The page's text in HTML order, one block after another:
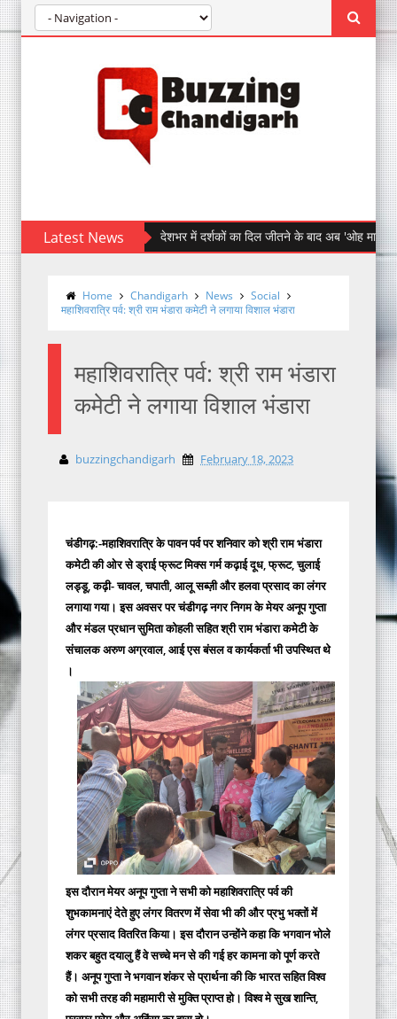
Latest Newsदेशभर में दर्शकों का दिल जीतने के बाद अब 'ओह माय डॉग' पहुँची
Home Chandigarh News
Social
महाशिवरात्रि पर्व: श्री राम भंडारा कमेटी ने लगाया विशाल भंडारा
महाशिवरात्रि पर्व: श्री राम भंडारा
कमेटी ने लगाया विशाल भंडारा
buzzingchandigarh February 18, 2023
चंडीगढ़:-महाशिवरात्रि के पावन पर्व पर शनिवार को श्री राम भंडारा
कमेटी की ओर से ड्राई फ्रूट मिक्स गर्म कढ़ाई दूध, फ्रूट, चुलाई
लड्डू, कढ़ी- चावल, चपाती, आलू सब्ज़ी और हलवा प्रसाद का लंगर
लगाया गया। इस अवसर पर चंडीगढ़ नगर निगम के मेयर अनूप गुप्ता
और मंडल प्रधान सुमिता कोहली सहित श्री राम भंडारा कमेटी के
संचालक अरुण अग्रवाल, आई एस बंसल व कार्यकर्ता भी उपस्थित थे
।
इस दौरान मेयर अनूप गुप्ता ने सभी को महाशिवरात्रि पर्व की
शुभकामनाएं देते हुए लंगर वितरण में सेवा भी की और प्रभु भक्तों में
लंगर प्रसाद वितरित किया। इस दौरान उन्होंने कहा कि भगवान भोले
शकर बहुत दयालु हैं वे सच्चे मन से की गई हर कामना को पूर्ण करते
हैं। अनूप गुप्ता ने भगवान शंकर से प्रार्थना की कि भारत सहित विश्व
को सभी तरह की महामारी से मुक्ति प्राप्त हो। विश्व मे सुख शान्ति,